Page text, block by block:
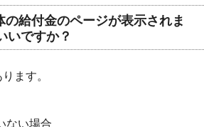
給付金のページが表示されま
いですか？
ます。
ない場合